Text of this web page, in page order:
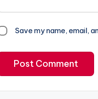
Save my name, email,